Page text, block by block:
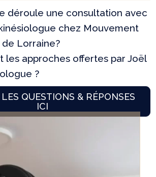
déroule une consultation avec
chez Mouvement
de Lorraine?
les approches offertes par Joël
?
QUESTIONS & RÉPONSES
ICI